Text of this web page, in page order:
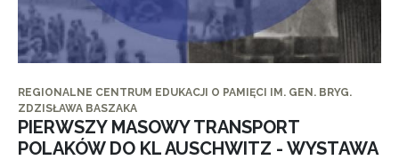
REGIONALNE CENTRUM EDUKACJI O PAMIĘCI IM. GEN. BRYG.
ZDZISŁAWA BASZAKA
PIERWSZY MASOWY TRANSPORT
POLAKÓW DO KL AUSCHWITZ - WYSTAWA